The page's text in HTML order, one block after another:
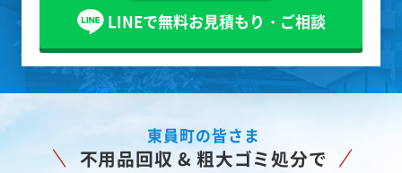
LINEで無料お見積もり・ご相談
東員町の皆さま
不用品回収 & 粗大ゴミ処分で